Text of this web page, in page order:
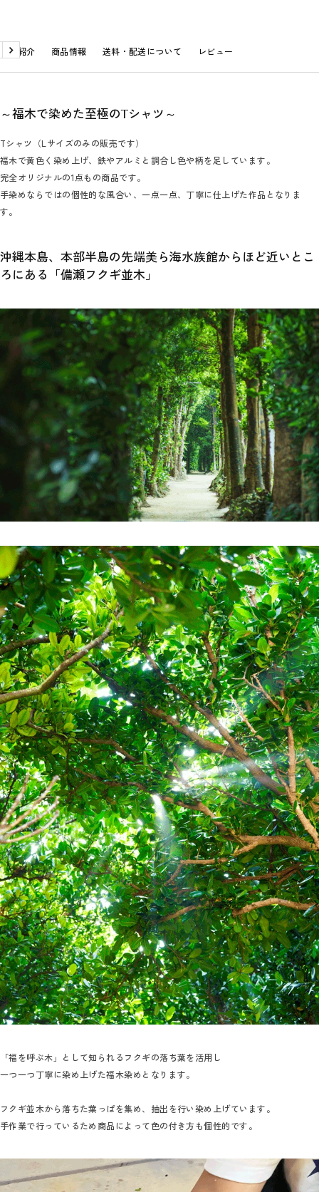
商品紹介 商品情報 送料・配送について レビュー
次
へ
～福木で染めた至極のTシャツ～
Tシャツ（Lサイズのみの販売です）
福木で黄色く染め上げ、鉄やアルミと調合し色や柄を足しています。
完全オリジナルの1点もの商品です。
手染めならではの個性的な風合い、一点一点、丁寧に仕上げた作品となりま
す。
沖縄本島、本部半島の先端美ら海水族館からほど近いとこ
ろにある「備瀬フクギ並木」
「福を呼ぶ木」として知られるフクギの落ち葉を活用し
一つ一つ丁寧に染め上げた福木染めとなります。
フクギ並木から落ちた葉っぱを集め、抽出を行い染め上げています。
手作業で行っているため商品によって色の付き方も個性的です。